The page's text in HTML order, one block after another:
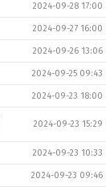
2024-09-28 17:00
2024-09-27 16:00
2024-09-26 13:06
2024-09-25 09:43
2024-09-23 18:00
2024-09-23 15:29
2024-09-23 10:33
2024-09-23 09:46